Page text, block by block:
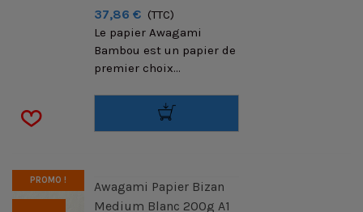
37,86 € (TTC)
Le papier Awagami
Bambou est un papier de
premier choix...
PROMO !
Awagami Papier Bizan
Medium Blanc 200g A1